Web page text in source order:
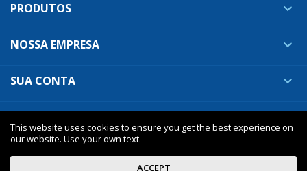
PRODUTOS 
NOSSA EMPRESA 
SUA CONTA 
This website uses cookies to ensure you get the best experience on
our website. Use your own text.
ACCEPT